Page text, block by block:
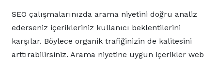
SEO çalışmalarınızda arama niyetini doğru analiz
ederseniz içerikleriniz kullanıcı beklentilerini
karşılar. Böylece organik trafiğinizin de kalitesini
arttırabilirsiniz. Arama niyetine uygun içerikler web